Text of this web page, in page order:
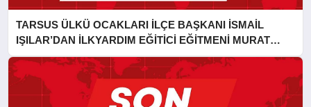
TARSUS ÜLKÜ OCAKLARI İLÇE BAŞKANI İSMAİL
IŞILAR’DAN İLKYARDIM EĞİTİCİ EĞİTMENİ MURAT
CAN FİDAN’A ZİYARET